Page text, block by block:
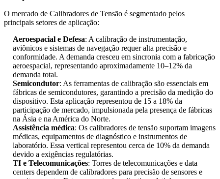
O mercado de Calibradores de Tensão é segmentado pelos
principais setores de aplicação:
Aeroespacial e Defesa: A calibração de instrumentação,
aviônicos e sistemas de navegação requer alta precisão e
conformidade. A demanda cresceu em sincronia com a fabricação
aeroespacial, representando aproximadamente 10–12% da
demanda total.
Semicondutor: As ferramentas de calibração são essenciais em
fábricas de semicondutores, garantindo a precisão da medição do
dispositivo. Esta aplicação representou de 15 a 18% da
participação de mercado, impulsionada pela presença de fábricas
na Ásia e na América do Norte.
Assistência médica: Os calibradores de tensão suportam imagens
médicas, equipamentos de diagnóstico e instrumentos de
laboratório. Essa vertical representou cerca de 10% da demanda
devido a exigências regulatórias.
TI e Telecomunicações: Torres de telecomunicações e data
centers dependem de calibradores para precisão de sensores e